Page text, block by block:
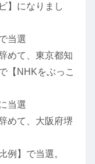
】になりまし
当選
めて、東京都知
【NHKをぶっこ
当選
めて、大阪府堺
例】で当選。